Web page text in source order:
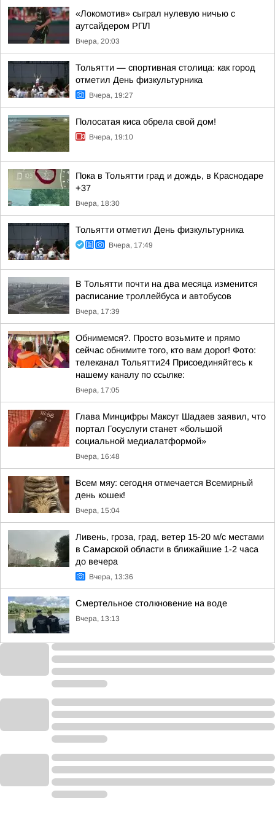
«Локомотив» сыграл нулевую ничью с
аутсайдером РПЛ
Вчера, 20:03
Тольятти — спортивная столица: как город
отметил День физкультурника
Вчера, 19:27
Полосатая киса обрела свой дом!
Вчера, 19:10
Пока в Тольятти град и дождь, в Краснодаре
+37
Вчера, 18:30
Тольятти отметил День физкультурника
Вчера, 17:49
В Тольятти почти на два месяца изменится
расписание троллейбуса и автобусов
Вчера, 17:39
Обнимемся?. Просто возьмите и прямо
сейчас обнимите того, кто вам дорог! Фото:
телеканал Тольятти24 Присоединяйтесь к
нашему каналу по ссылке:
Вчера, 17:05
Глава Минцифры Максут Шадаев заявил, что
портал Госуслуги станет «большой
социальной медиалатформой»
Вчера, 16:48
Всем мяу: сегодня отмечается Всемирный
день кошек!
Вчера, 15:04
Ливень, гроза, град, ветер 15-20 м/с местами
в Самарской области в ближайшие 1-2 часа
до вечера
Вчера, 13:36
Смертельное столкновение на воде
Вчера, 13:13